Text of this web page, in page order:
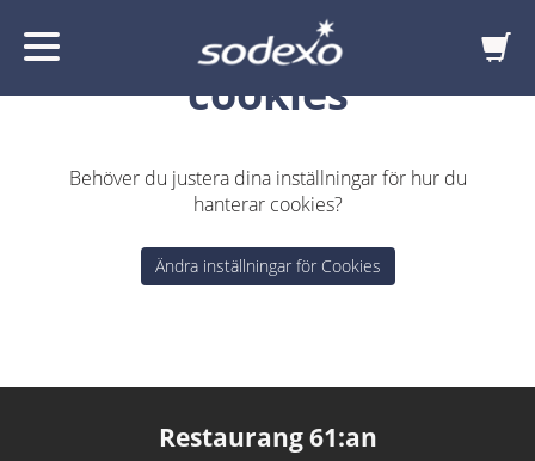
Inställningar för
cookies
Behöver du justera dina inställningar för hur du
hanterar cookies?
Ändra inställningar för Cookies
Restaurang 61:an